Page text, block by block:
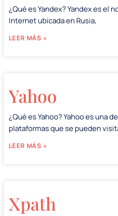
¿Qué es Yandex? Yandex es el
Internet ubicada en Rusia,
LEER MÁS »
Yahoo
¿Qué es Yahoo? Yahoo es una
plataformas que se pueden
LEER MÁS »
Xpath